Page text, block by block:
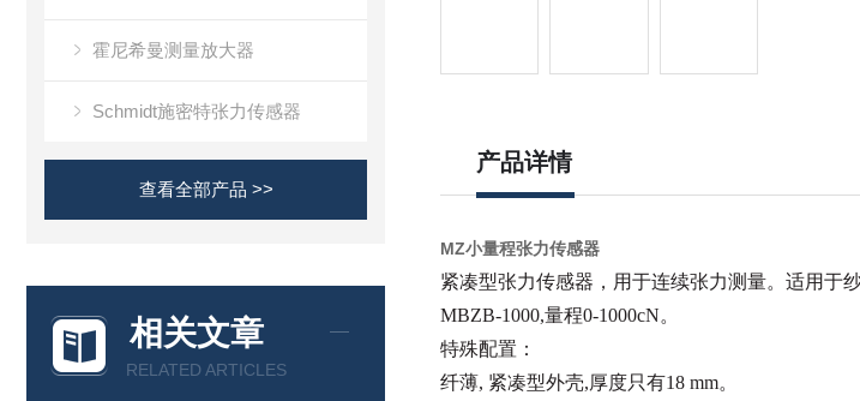
霍尼希曼测量放大器
Schmidt施密特张力传感器
查看全部产品 >>
相关文章
RELATED ARTICLES
产品详情
MZ小量程张力传感器
紧凑型张力传感器，用于连续张力测量。适用于
MBZB-1000,量程0-1000cN。
特殊配置：
纤薄, 紧凑型外壳,厚度只有18 mm。